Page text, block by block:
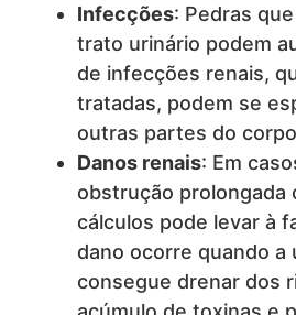
Infecções: Pedras
trato urinário podem
de infecções renais,
tratadas, podem se
outras partes do
Danos renais: Em
obstrução prolongada
cálculos pode levar à
dano ocorre quando a
consegue drenar dos